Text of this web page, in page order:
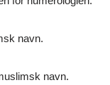
navn.
navn.